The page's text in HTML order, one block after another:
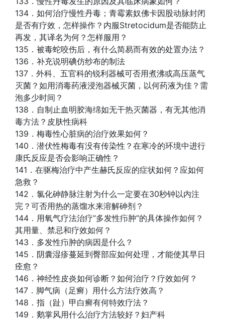
134．如何治疗慢性丹毒；青霉素奴佛卡因股动脉封闭
是否有疗效，怎样操作？内服Stretocidum是否能防止
再发，其译名为何？怎样服用？
135．被毒蛇咬伤后，有什么简易而有效的处置办法？
136．补充说明碘仿纱布的制法
137．外科、五官科的锐利器械可否用煮沸或高压蒸气
灭菌？如用消毒药液浸泡器械灭菌，以何药液为佳？需
泡多少时间？
138．自制止血明胶海绵如无干热灭菌器，有无其他消
毒方法？皮肤性病科
139．梅毒性心脏病的治疗效果如何？
140．潜伏性梅毒有没有传染性？在寒冷的环境中进行
康氏反应是否会影响正确性？
141．在驱梅治疗中产生赫氏反应的症状如何？应如何
急救？
142．氯化砷静脉注射为什么一定要在30秒钟以内注
完？可否用热的蒸馏水来溶解砷剂？
144．用氧气疗法治疗“多发性疖肿”的具体操作如何？
其用量、禁忌和疗效如何？
143．多发性疖肿的病因是什么？
145．阴囊湿疹蔓延到臀部应如何处理，才能使其早日
痊愈？
146．神经性皮炎如何诊断？如何治疗？疗效如何？
147．脚气病（足癣）用什么方法疗效高？
148．指（趾）甲白癣有何特效疗法？
149．鹅掌风用什么治疗方法较好？妇产科